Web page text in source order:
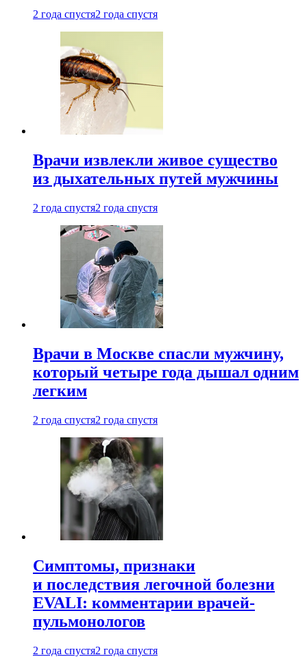
2 года спустя2 года спустя
Врачи извлекли живое существо
из дыхательных путей мужчины
2 года спустя2 года спустя
Врачи в Москве спасли мужчину,
который четыре года дышал одним
легким
2 года спустя2 года спустя
Симптомы, признаки
и последствия легочной болезни
EVALI: комментарии врачей-
пульмонологов
2 года спустя2 года спустя